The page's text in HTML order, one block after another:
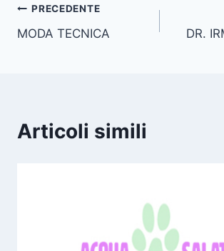
Navigazione
articoli
PRECEDENTE
MODA TECNICA DR.
Articoli simili